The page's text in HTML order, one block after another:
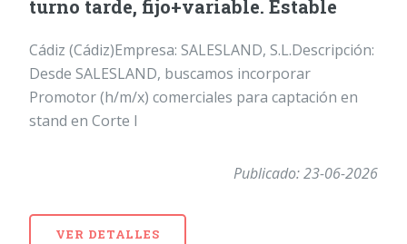
turno tarde, fijo+variable. Estable
Cádiz (Cádiz)Empresa: SALESLAND, S.L.Descripción:
Desde SALESLAND, buscamos incorporar
Promotor (h/m/x) comerciales para captación en
stand en Corte I
Publicado: 23-06-2026
VER DETALLES